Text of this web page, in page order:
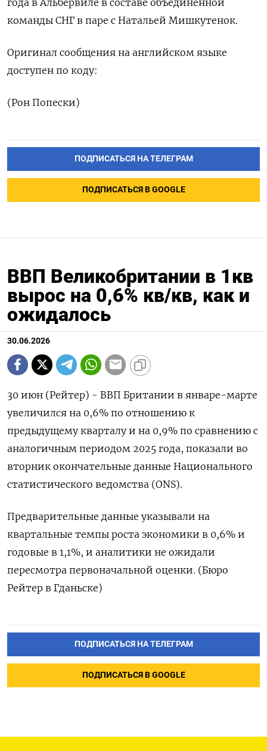
команды СНГ в ‌паре с Натальей Мишкутенок.
Оригинал ‌сообщения на английском ​языке
доступен по ‌коду:
(Рон Попески)
ПОДПИСАТЬСЯ НА ТЕЛЕГРАМ
ПОДПИСАТЬСЯ В GOOGLE
ВВП Великобритании в 1кв
вырос на 0,6% кв/кв, как и
ожидалось
30.06.2026
30 июн (Рейтер) - ВВП Британии в ‌январе-марте
увеличился на 0,6% ​по отношению ​к ​
предыдущему ⁠кварталу ‌и на ‌0,9% по сравнению с
​аналогичным ‌периодом ​2025 года, ‌показали во
вторник окончательные данные Национального ​
статистического ​ведомства (ONS).
Предварительные ‌данные указывали ​на
квартальные темпы роста экономики в 0,6% и
годовые ​в ⁠1,1%, и аналитики ‌не ожидали
пересмотра ‌первоначальной оценки. (Бюро ​
Рейтер в ‌Гданьске)
ПОДПИСАТЬСЯ НА ТЕЛЕГРАМ
ПОДПИСАТЬСЯ В GOOGLE